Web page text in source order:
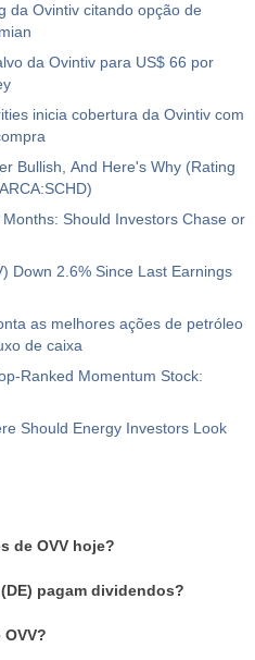
da Ovintiv citando opção de
da Ovintiv para US$ 66 por
inicia cobertura da Ovintiv com
Bullish, And Here's Why (Rating
Should Investors Chase or
Down 2.6% Since Last Earnings
as melhores ações de petróleo
de caixa
Ranked Momentum Stock:
Should Energy Investors Look
de OVV hoje?
pagam dividendos?